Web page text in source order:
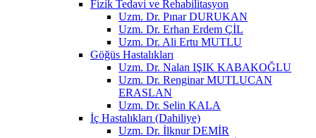
Fizik Tedavi ve Rehabilitasyon
Uzm. Dr. Pınar DURUKAN
Uzm. Dr. Erhan Erdem ÇİL
Uzm. Dr. Ali Ertu MUTLU
Göğüs Hastalıkları
Uzm. Dr. Nalan IŞIK KABAKOĞLU
Uzm. Dr. Renginar MUTLUCAN
ERASLAN
Uzm. Dr. Selin KALA
İç Hastalıkları (Dahiliye)
Uzm. Dr. İlknur DEMİR